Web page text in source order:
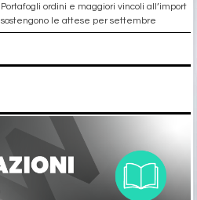
Portafogli ordini e maggiori vincoli all’import
sostengono le attese per settembre